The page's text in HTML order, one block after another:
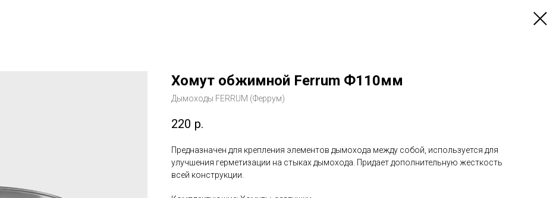
Хомут обжимной Ferrum Ф110мм
Дымоходы FERRUM (Феррум)
220 р.
Предназначен для крепления элементов дымохода между собой, используется для
улучшения герметизации на стыках дымохода. Придает дополнительную жесткость
всей конструкции.